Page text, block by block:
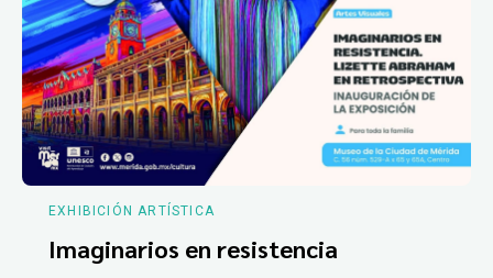
EXHIBICIÓN ARTÍSTICA
Imaginarios en resistencia